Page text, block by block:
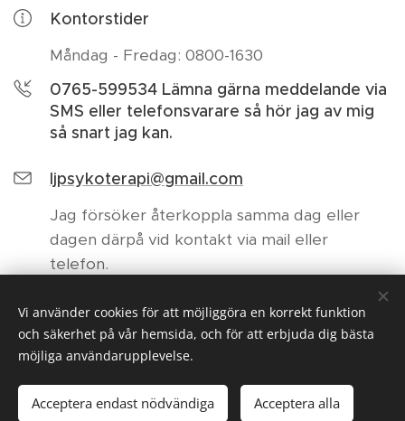
Kontorstider
Måndag - Fredag: 0800-1630
0765-599534 Lämna gärna meddelande via
SMS eller telefonsvarare så hör jag av mig
så snart jag kan.
ljpsykoterapi@gmail.com
Jag försöker återkoppla samma dag eller
dagen därpå vid kontakt via mail eller
telefon.
Lena Johansson Psykoterapi 0765-599534
Vi använder cookies för att möjliggöra en korrekt funktion
och säkerhet på vår hemsida, och för att erbjuda dig bästa
möjliga användarupplevelse.
Acceptera endast nödvändiga Acceptera alla